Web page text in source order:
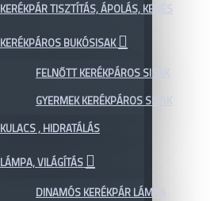
KERÉKPÁR TISZTÍTÁS, ÁPOLÁS, KENÉS
KERÉKPÁROS BUKÓSISAK
FELNŐTT KERÉKPÁROS SISAK
GYERMEK KERÉKPÁROS SISAK
KULACS , HIDRATÁLÁS
LÁMPA, VILÁGÍTÁS
DINAMÓS KERÉKPÁR LÁMPA